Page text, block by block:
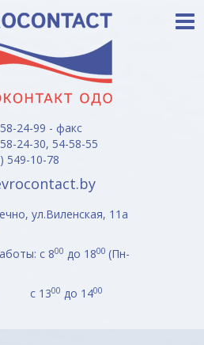
24-99 - факс
24-30, 54-58-55
549-10-78
ул.Виленская, 11а
с 800 до 1800 (Пн-
с 1300 до 1400